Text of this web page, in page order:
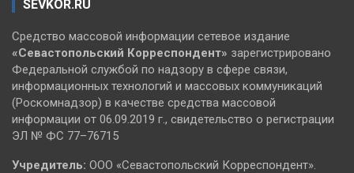
SEVKOR.RU
Средство массовой информации сетевое издание
«Севастопольский Корреспондент» зарегистрировано
Федеральной службой по надзору в сфере связи,
информационных технологий и массовых коммуникаций
(Роскомнадзор) в качестве средства массовой
информации от 06.09.2019 г., свидетельство о регистрации
ЭЛ № ФС 77–76715
Учредитель: ООО «Севастопольский Корреспондент».